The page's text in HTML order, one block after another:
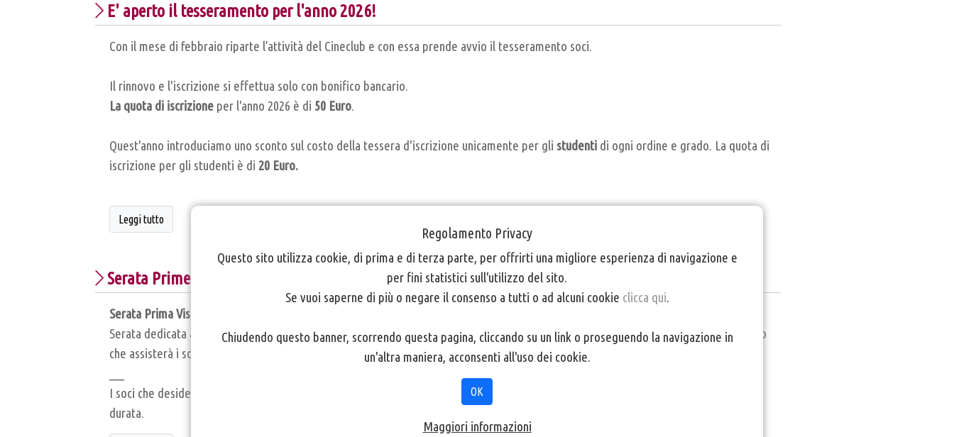
Regolamento Privacy
Questo sito utilizza cookie, di prima e di terza parte, per offrirti una migliore esperienza di navigazione e
per fini statistici sull'utilizzo del sito.
Se vuoi saperne di più o negare il consenso a tutti o ad alcuni cookie clicca qui.
Chiudendo questo banner, scorrendo questa pagina, cliccando su un link o proseguendo la navigazione in
un'altra maniera, acconsenti all'uso dei cookie.
OK
Maggiori informazioni
E' aperto il tesseramento per l'anno 2026!
Con il mese di febbraio riparte l’attività del Cineclub e con essa prende avvio il tesseramento soci.
Il rinnovo e l'iscrizione si effettua solo con bonifico bancario.
La quota di iscrizioneper l'anno 2026 è di 50 Euro.
Quest'anno introduciamo uno sconto sul costo della tessera d'iscrizione unicamente per gli studentidi ogni ordine e grado. La quota di
iscrizione per gli studenti è di 20 Euro.
Leggi tutto
Serata Prime Visioni
Serata Prima Visione
Serata dedicata alla visione di cortometraggi realizzati dai soci e mai visti prima al Cineclub Bolzano. Sarà presente in sala un esperto
che assisterà i soci durante l’analisi dei filmati, farà una critica costruttiva e ci darà utili suggerimenti per i prossimi filmati.
I soci che desiderino mostrare i propri video inediti sono pregati di inviare una mail a infosoci.cineclub@gmail.com indicando titolo e
durata.